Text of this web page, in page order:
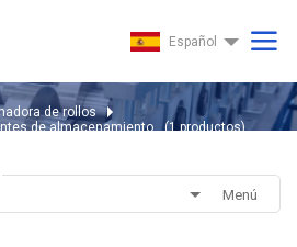
Español
de rollos
de almacenamiento
(1productos)
Menú